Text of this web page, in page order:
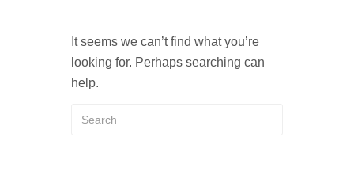
It seems we can’t find what you’re
looking for. Perhaps searching can
help.